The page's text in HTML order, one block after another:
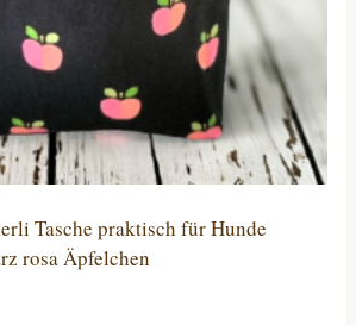
Tasche praktisch für Hunde
rosa Äpfelchen